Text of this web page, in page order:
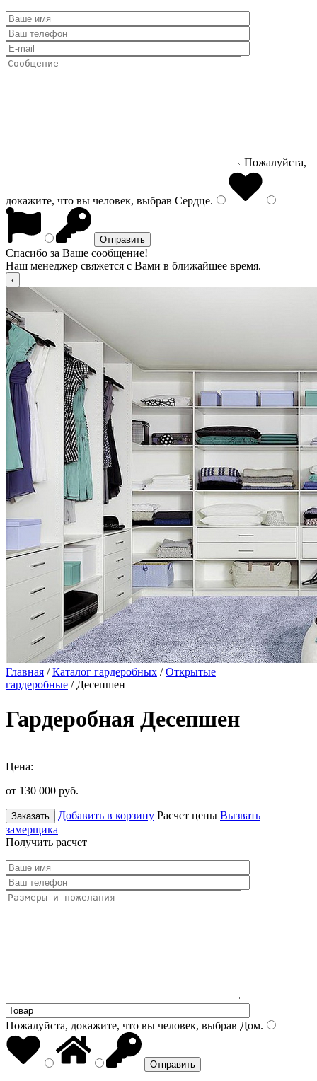
Пожалуйста,
докажите, что вы человек, выбрав Сердце.
Спасибо за Ваше сообщение!
Наш менеджер свяжется с Вами в ближайшее время.
Главная /Каталог гардеробных /Открытые
гардеробные / Десепшен
Гардеробная Десепшен
Цена:
от 130 000 руб.
Заказать Добавить в корзину Расчет цены Вызвать
замерщика
Получить расчет
Пожалуйста, докажите, что вы человек, выбрав Дом.